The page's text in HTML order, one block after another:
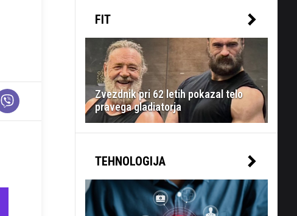
FIT
Zvezdnik pri 62 letih pokazal telo
pravega gladiatorja
TEHNOLOGIJA